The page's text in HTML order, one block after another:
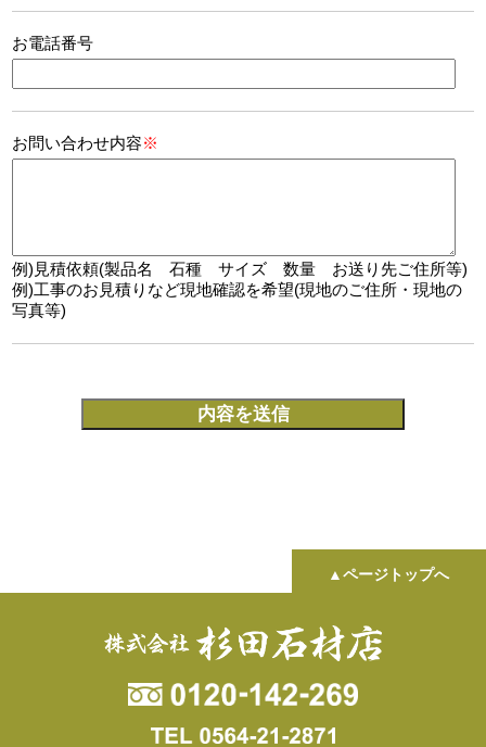
お電話番号
お問い合わせ内容※
例)見積依頼(製品名 石種 サイズ 数量 お送り先ご住所等)
例)工事のお見積りなど現地確認を希望(現地のご住所・現地の
写真等)
▲ページトップへ